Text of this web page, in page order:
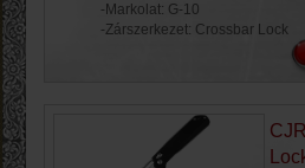
-Markolat: G-10
-Zárszerkezet: Crossbar Lock